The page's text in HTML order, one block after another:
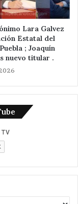
Lara Galvez
Estatal del
; Joaquín
nuevo titular .